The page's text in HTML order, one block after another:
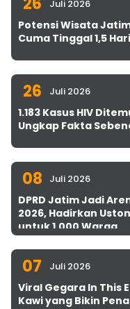
Juli 2026
Potensi Wisata
Cuma Tinggal 1,5 Hari
26 Juli 2026
1.183 Kasus HIV
Ungkap Fakta
08 Juli 2026
DPRD Jatim Jadi
2026, Hadirkan
untuk 1.000 Warga
07 Juli 2026
Viral Gegara In This
Kawi yang Bikin